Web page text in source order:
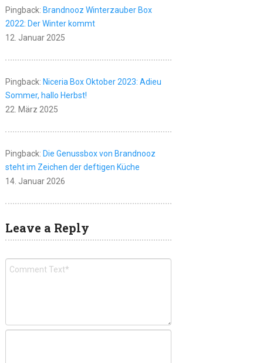
Pingback: Brandnooz Winterzauber Box
2022: Der Winter kommt
12. Januar 2025
Pingback: Niceria Box Oktober 2023: Adieu
Sommer, hallo Herbst!
22. März 2025
Pingback: Die Genussbox von Brandnooz
steht im Zeichen der deftigen Küche
14. Januar 2026
Leave a Reply